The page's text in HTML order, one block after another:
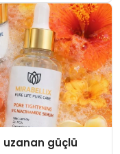
uzanan güçlü